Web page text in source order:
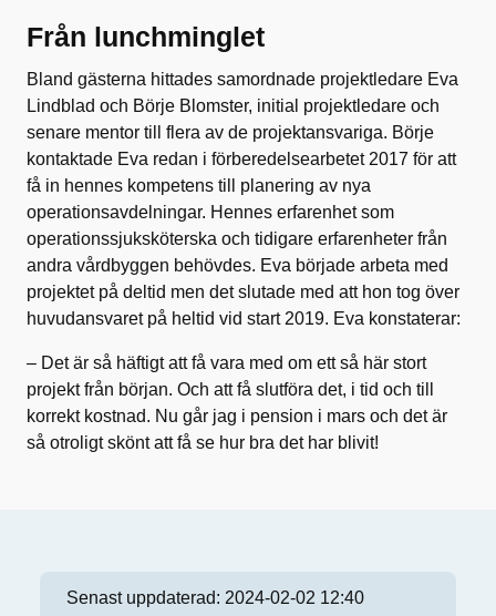
Från lunchminglet
Bland gästerna hittades samordnade projektledare Eva
Lindblad och Börje Blomster, initial projektledare och
senare mentor till flera av de projektansvariga. Börje
kontaktade Eva redan i förberedelsearbetet 2017 för att
få in hennes kompetens till planering av nya
operationsavdelningar. Hennes erfarenhet som
operationssjuksköterska och tidigare erfarenheter från
andra vårdbyggen behövdes. Eva började arbeta med
projektet på deltid men det slutade med att hon tog över
huvudansvaret på heltid vid start 2019. Eva konstaterar:
– Det är så häftigt att få vara med om ett så här stort
projekt från början. Och att få slutföra det, i tid och till
korrekt kostnad. Nu går jag i pension i mars och det är
så otroligt skönt att få se hur bra det har blivit!
Senast uppdaterad: 2024-02-02 12:40